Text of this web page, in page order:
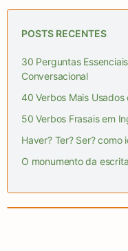
POSTS RECENTES
30 Perguntas
Conversacional
40 Verbos Mais Usados
50 Verbos Frasais em
Haver? Ter? Ser?
O monumento da escrita